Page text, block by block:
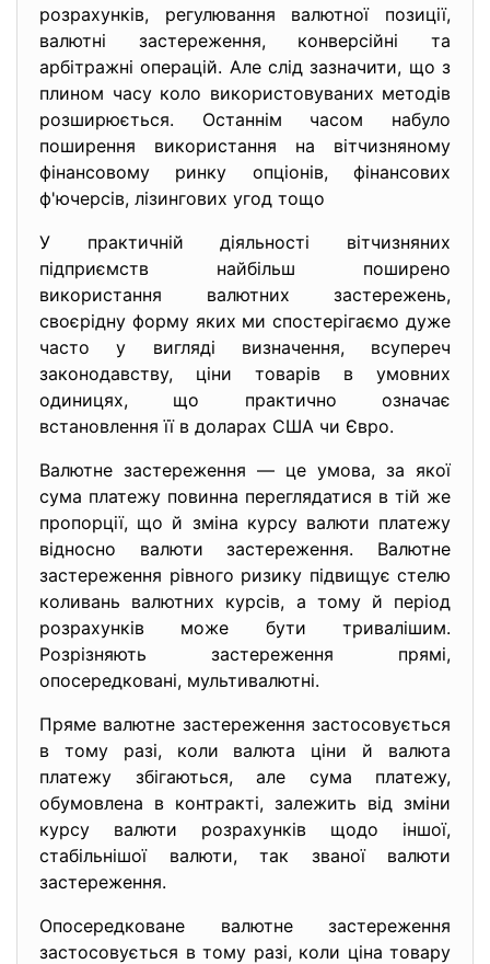
розрахунків, регулювання валютної позиції,
валютні застереження, конверсійні та
арбітражні операцій. Але слід зазначити, що з
плином часу коло використовуваних методів
розширюється. Останнім часом набуло
поширення використання на вітчизняному
фінансовому ринку опціонів, фінансових
ф'ючерсів, лізингових угод тощо
У практичній діяльності вітчизняних
підприємств найбільш поширено
використання валютних застережень,
своєрідну форму яких ми спостерігаємо дуже
часто у вигляді визначення, всупереч
законодавству, ціни товарів в умовних
одиницях, що практично означає
встановлення її в доларах США чи Євро.
Валютне застереження — це умова, за якої
сума платежу повинна переглядатися в тій же
пропорції, що й зміна курсу валюти платежу
відносно валюти застереження. Валютне
застереження рівного ризику підвищує стелю
коливань валютних курсів, а тому й період
розрахунків може бути тривалішим.
Розрізняють застереження прямі,
опосередковані, мультивалютні.
Пряме валютне застереження застосовується
в тому разі, коли валюта ціни й валюта
платежу збігаються, але сума платежу,
обумовлена в контракті, залежить від зміни
курсу валюти розрахунків щодо іншої,
стабільнішої валюти, так званої валюти
застереження.
Опосередковане валютне застереження
застосовується в тому разі, коли ціна товару